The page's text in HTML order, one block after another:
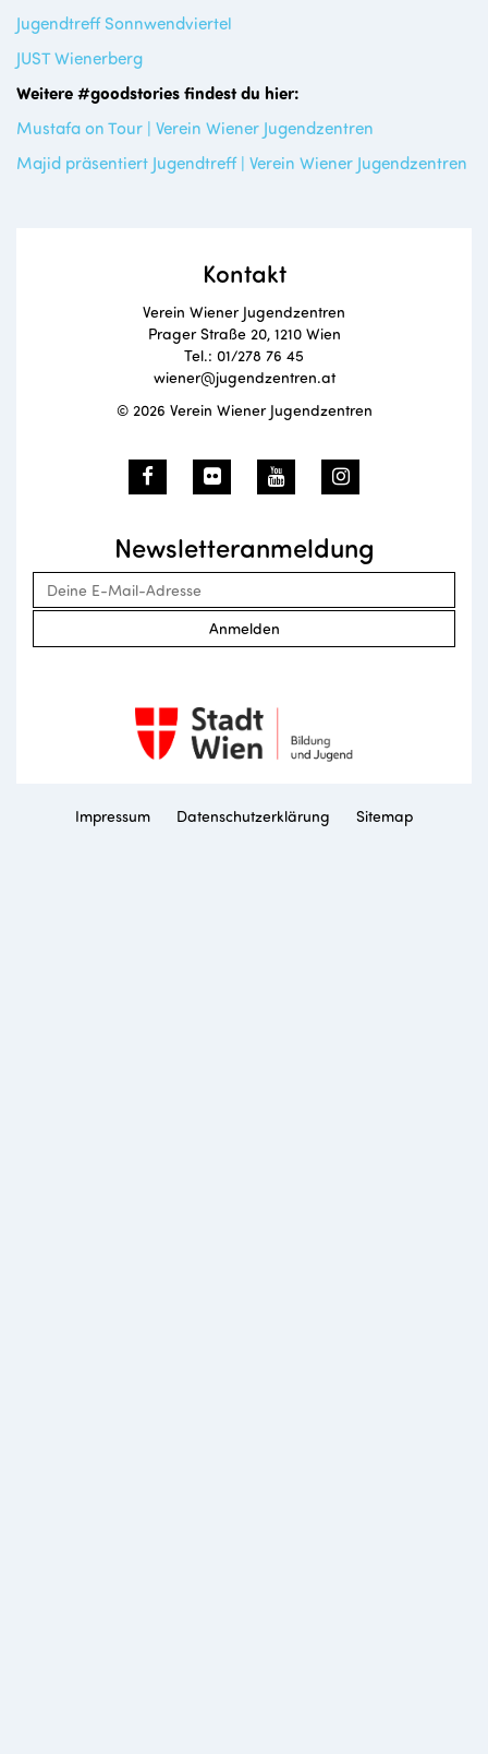
Jugendtreff Sonnwendviertel
JUST Wienerberg
Weitere #goodstories findest du hier:
Mustafa on Tour | Verein Wiener Jugendzentren
Majid präsentiert Jugendtreff | Verein Wiener Jugendzentren
Kontakt
Verein Wiener Jugendzentren
Prager Straße 20, 1210 Wien
Tel.: 01/278 76 45
wiener@jugendzentren.at
© 2026 Verein Wiener Jugendzentren
Newsletteranmeldung
Anmelden
Impressum Datenschutzerklärung Sitemap